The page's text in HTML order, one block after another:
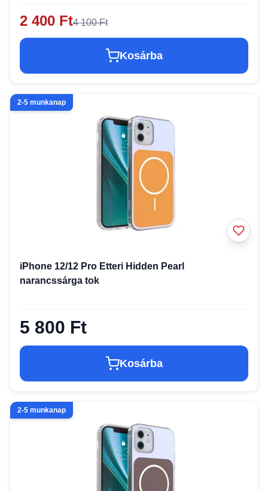
2 400 Ft4 100 Ft
Kosárba
2-5 munkanap
iPhone 12/12 Pro Etteri Hidden Pearl
narancssárga tok
5 800 Ft
Kosárba
2-5 munkanap